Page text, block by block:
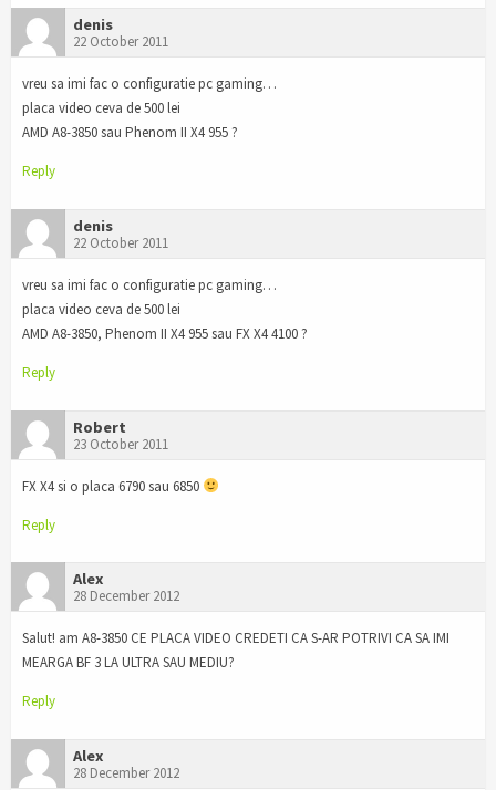
denis
22 October 2011
vreu sa imi fac o configuratie pc gaming…
placa video ceva de 500 lei
AMD A8-3850 sau Phenom II X4 955 ?
Reply
denis
22 October 2011
vreu sa imi fac o configuratie pc gaming…
placa video ceva de 500 lei
AMD A8-3850, Phenom II X4 955 sau FX X4 4100 ?
Reply
Robert
23 October 2011
FX X4 si o placa 6790 sau 6850
Reply
Alex
28 December 2012
Salut! am A8-3850 CE PLACA VIDEO CREDETI CA S-AR POTRIVI CA SA IMI
MEARGA BF 3 LA ULTRA SAU MEDIU?
Reply
Alex
28 December 2012